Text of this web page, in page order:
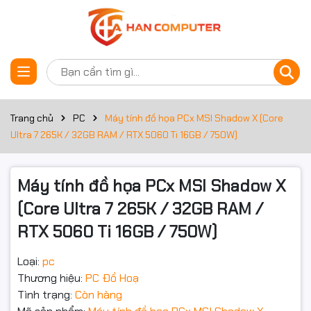
Trang chủ PC
Máy tính đồ họa PCx MSI Shadow X (Core
Ultra 7 265K / 32GB RAM / RTX 5060 Ti 16GB / 750W)
Máy tính đồ họa PCx MSI Shadow X
(Core Ultra 7 265K / 32GB RAM /
RTX 5060 Ti 16GB / 750W)
Loại: pc
Thương hiệu: PC Đồ Hoạ
Tình trạng: Còn hàng
Thông số kỹ thuật
Bộ nhớ RAM 32GB
Dung lượng ổ cứng 500GB
THÔNG TIN CHUNG
Dòng CPU Core Ultra 7
Công nghệ CPU
Mã CPU
Đặt trước sản phẩm